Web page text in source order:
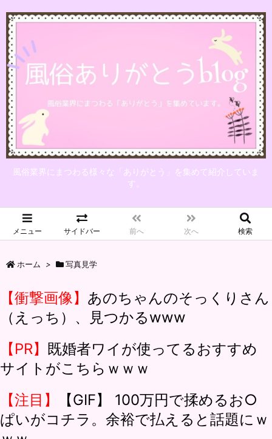
風俗業界にまつわる様々な「ありがとう」を集めて紹介していま
す。
メニュー サイドバー 前へ 次へ 検索
ホーム > 写真見学
【衝撃画像】 あのちゃんのそっくりさん
（えっち）、見つかるwww
【PR】 既婚者ワイが使ってるおすすめ
サイトがこちらｗｗｗ
【注目】
【GIF】 100万円で揉めるお○
ぱいがコチラ。余裕で払えると話題にｗ